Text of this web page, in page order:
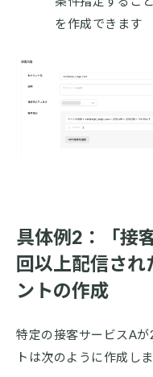
を作成できます
具体例2：「接
回以上配信さ
ントの作成
特定の接客サービスA
トは次のように作成しま